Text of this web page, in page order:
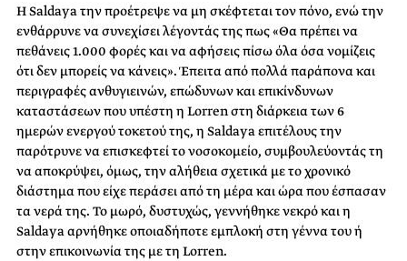
Η Saldaya την προέτρεψε να μη σκέφτεται τον πόνο, ενώ την
ενθάρρυνε να συνεχίσει λέγοντάς της πως «Θα πρέπει να
πεθάνεις 1.000 φορές και να αφήσεις πίσω όλα όσα νομίζεις
ότι δεν μπορείς να κάνεις». Έπειτα από πολλά παράπονα και
περιγραφές ανθυγιεινών, επώδυνων και επικίνδυνων
καταστάσεων που υπέστη η Lorren στη διάρκεια των 6
ημερών ενεργού τοκετού της, η Saldaya επιτέλους την
παρότρυνε να επισκεφτεί το νοσοκομείο, συμβουλεύοντάς τη
να αποκρύψει, όμως, την αλήθεια σχετικά με το χρονικό
διάστημα που είχε περάσει από τη μέρα και ώρα που έσπασαν
τα νερά της. Το μωρό, δυστυχώς, γεννήθηκε νεκρό και η
Saldaya αρνήθηκε οποιαδήποτε εμπλοκή στη γέννα του ή
στην επικοινωνία της με τη Lorren.